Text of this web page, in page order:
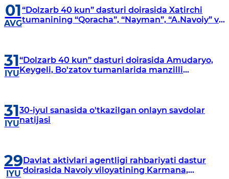
01
AVG
“Dolzarb 40 kun” dasturi doirasida Xatirchi
tumanining “Qoracha”, “Nayman”, “A.Navoiy” va
31
IYU
“Dolzarb 40 kun” dasturi doirasida Amudaryo,
Keygeli, Bo'zatov tumanlarida manzilli
31
IYU
30-iyul sanasida o'tkazilgan onlayn savdolar
natijasi
29
IYU
Davlat aktivlari agentligi rahbariyati dastur
doirasida Navoiy viloyatining Karmana,